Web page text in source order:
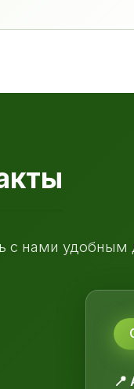
с нами удобным
📍